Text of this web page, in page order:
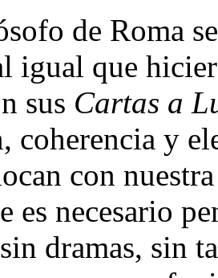
de Roma
igual que
sus Cartas a
coherencia y
con
es necesario
dramas, sin